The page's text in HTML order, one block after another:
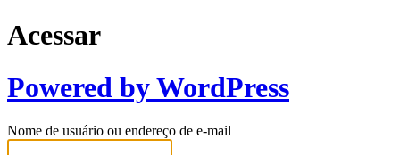
Acessar
Powered by WordPress
Nome de usuário ou endereço de e-mail